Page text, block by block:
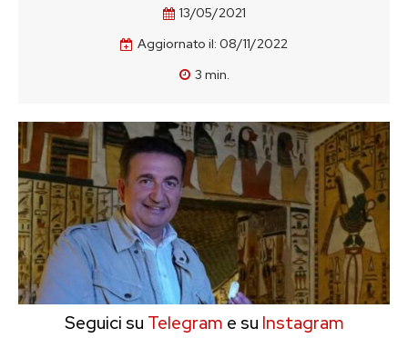
13/05/2021
Aggiornato il: 08/11/2022
3 min.
Seguici su Telegram e su Instagram